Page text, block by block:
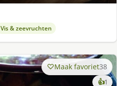
Vis & zeevruchten
Maak favoriet38
👍1